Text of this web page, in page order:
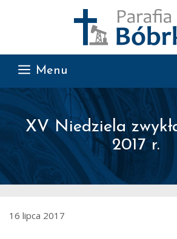
Menu
XV Niedziela
2017 r.
16 lipca 2017